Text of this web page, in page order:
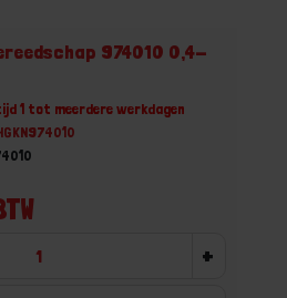
974010 0,4-
1 tot meerdere werkdagen
+